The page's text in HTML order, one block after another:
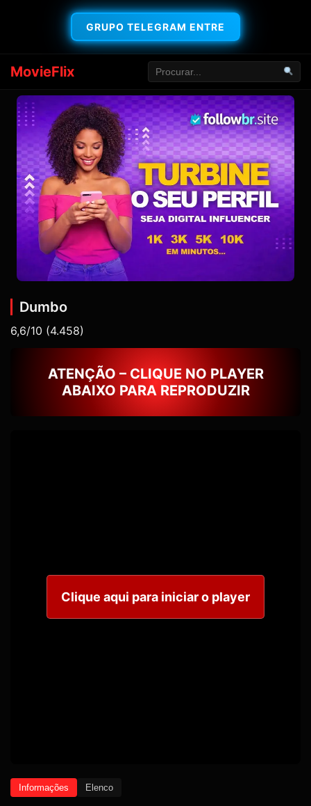
GRUPO TELEGRAM ENTRE
MovieFlix
Dumbo
6,6/10 (4.458)
ATENÇÃO – CLIQUE NO PLAYER
ABAIXO PARA REPRODUZIR
Clique aqui para iniciar o player
Informações Elenco